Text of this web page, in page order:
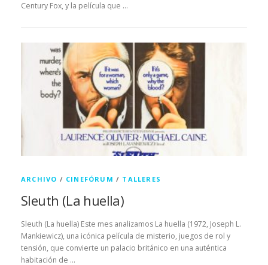
Century Fox, y la película que …
ARCHIVO / CINEFÓRUM / TALLERES
Sleuth (La huella)
Sleuth (La huella) Este mes analizamos La huella (1972, Joseph L.
Mankiewicz), una icónica película de misterio, juegos de rol y
tensión, que convierte un palacio británico en una auténtica
habitación de …